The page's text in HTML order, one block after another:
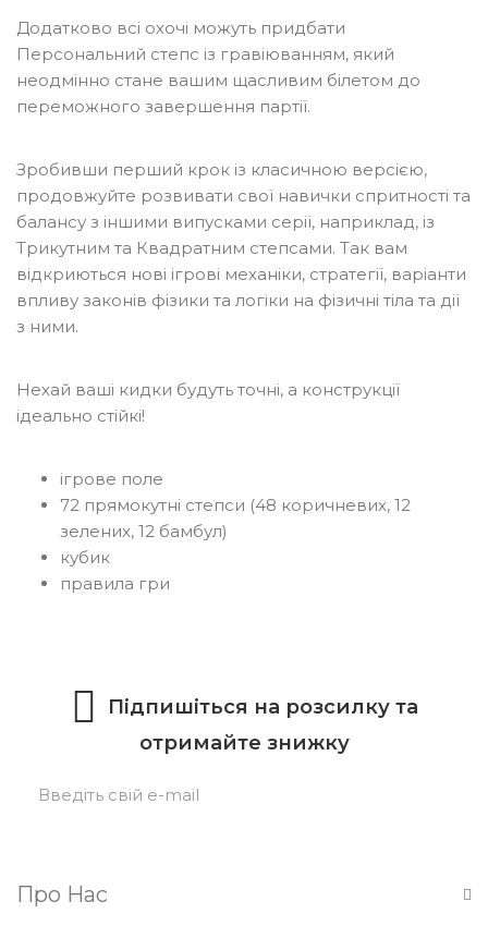
Додатково всі охочі можуть придбати
Персональний степс із гравіюванням, який
неодмінно стане вашим щасливим білетом до
переможного завершення партії.
Зробивши перший крок із класичною версією,
продовжуйте розвивати свої навички спритності та
балансу з іншими випусками серії, наприклад, із
Трикутним та Квадратним степсами. Так вам
відкриються нові ігрові механіки, стратегії, варіанти
впливу законів фізики та логіки на фізичні тіла та дії
з ними.
Нехай ваші кидки будуть точні, а конструкції
ідеально стійкі!
ігрове поле
72 прямокутні степси (48 коричневих, 12
зелених, 12 бамбул)
кубик
правила гри
Підпишіться на розсилку та
отримайте знижку
Про Нас